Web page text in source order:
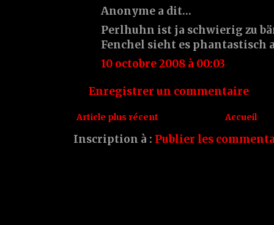
Anonyme a dit…
Perlhuhn ist ja schwierig zu
Fenchel sieht es phantastisch
10 octobre 2008 à 00:03
Enregistrer un commentaire
Article plus récent Accueil
Inscription à : Publier les